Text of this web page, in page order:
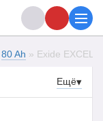
80 Ah » Exide EXCELL
Ещё▾